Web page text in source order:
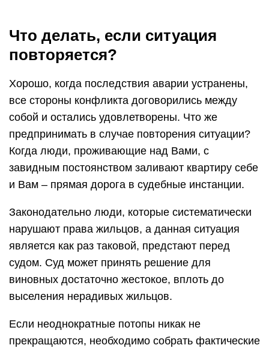
Что делать, если ситуация
повторяется?
Хорошо, когда последствия аварии устранены,
все стороны конфликта договорились между
собой и остались удовлетворены. Что же
предпринимать в случае повторения ситуации?
Когда люди, проживающие над Вами, с
завидным постоянством заливают квартиру себе
и Вам – прямая дорога в судебные инстанции.
Законодательно люди, которые систематически
нарушают права жильцов, а данная ситуация
является как раз таковой, предстают перед
судом. Суд может принять решение для
виновных достаточно жестокое, вплоть до
выселения нерадивых жильцов.
Если неоднократные потопы никак не
прекращаются, необходимо собрать фактические